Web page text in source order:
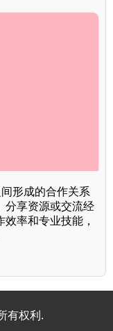
形成的合作关系
分享资源或交流经
率和专业技能，
有权利.